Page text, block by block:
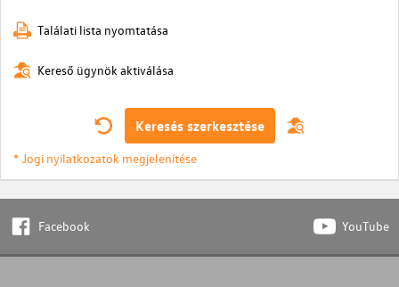
Találati lista nyomtatása
Kereső ügynök aktiválása
Keresés szerkesztése
* Jogi nyilatkozatok megjelenítése
Facebook YouTube